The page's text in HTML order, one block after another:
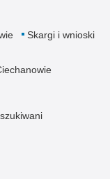
Skargi i wnioski